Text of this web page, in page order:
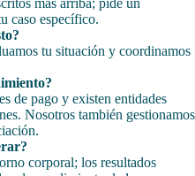
más arriba; pide un
caso específico.
tu situación y coordinamos
de pago y existen entidades
Nosotros también gestionamos
corporal; los resultados